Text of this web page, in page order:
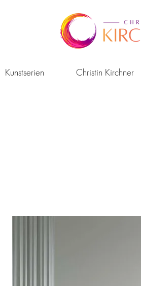
Kunstserien Christin Kirchner